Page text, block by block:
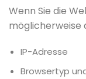
Wenn Sie die
möglicherweise
IP-Adresse
Browsertyp